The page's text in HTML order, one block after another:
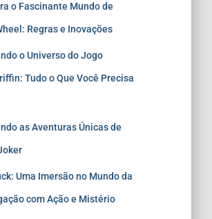
o Fascinante Mundo de
Regras e Inovações
o Universo do Jogo
Tudo o Que Você Precisa
as Aventuras Únicas de
Uma Imersão no Mundo da
com Ação e Mistério